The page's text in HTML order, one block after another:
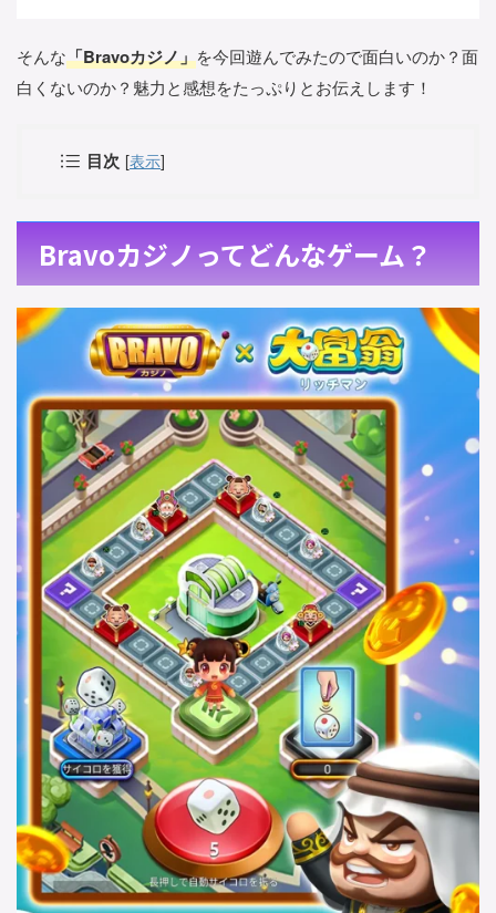
そんな「Bravoカジノ」を今回遊んでみたので面白いのか？面
白くないのか？魅力と感想をたっぷりとお伝えします！
目次 [表示]
Bravoカジノってどんなゲーム？